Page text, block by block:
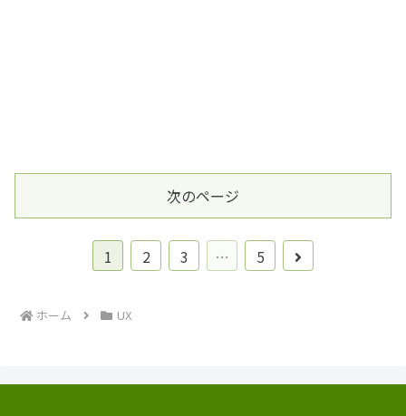
次のページ
1 2 3 … 5
次
ホーム UX